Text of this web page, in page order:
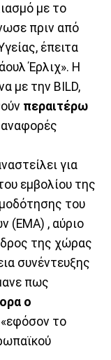
με το
πριν από
έπειτα
Έρλιχ». Η
με την BILD,
περαιτέρω
αναφορές
για
εμβολίου της
του
(EMA) , αύριο
της χώρας
συνέντευξης
πως
ο
το